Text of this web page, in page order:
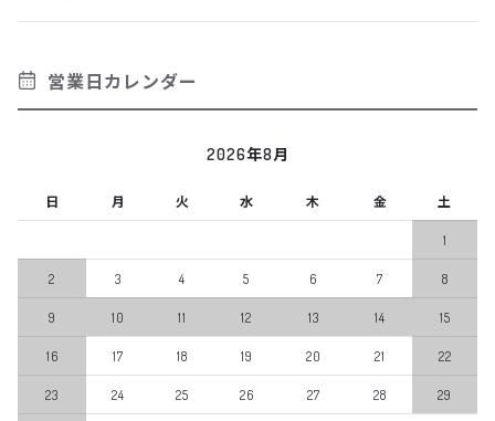
営業日カレンダー
2026年8月
日 月 火 水 木 金
土
1
2
3 4 5 6 7
8
9
10 11 12 13 14
15
16
17 18 19 20 21
22
23
24 25 26 27 28
29